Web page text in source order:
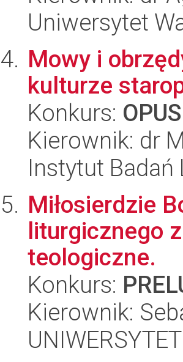
Uniwersytet
Mowy i
kulturze
Konkurs:
Kierownik: dr
Instytut Badań
Miłosierdzie
liturgicznego
teologiczne.
Konkurs:
Kierownik: